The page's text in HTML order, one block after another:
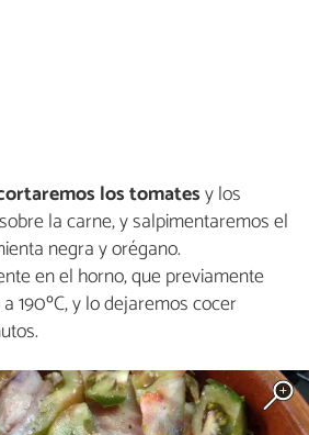
los tomatesy los
la carne, y salpimentaremos el
negra y orégano.
en el horno, que previamente
190ºC, y lo dejaremos cocer